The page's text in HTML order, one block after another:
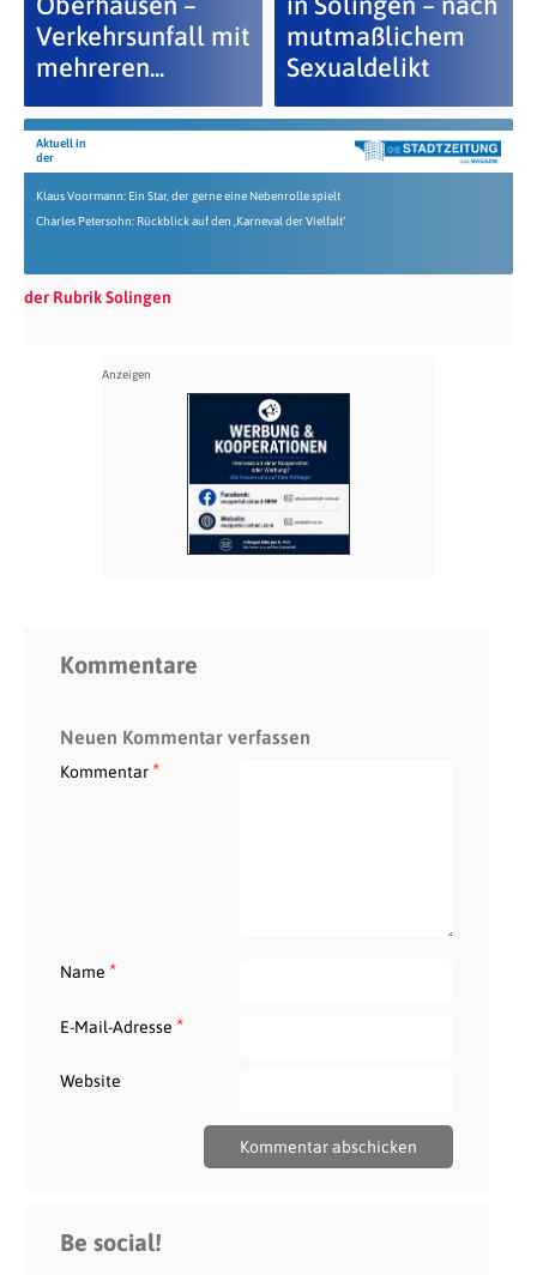
Verkehrsunfall mit
mehreren...
mutmaßlichem
Sexualdelikt
Aktuell in
der
Klaus Voormann: Ein Star, der gerne eine Nebenrolle spielt
Charles Petersohn: Rückblick auf den ‚Karneval der Vielfalt‘
der Rubrik Solingen
Kommentare
Neuen Kommentar verfassen
Kommentar*
Name *
E-Mail-Adresse *
Website
Be social!